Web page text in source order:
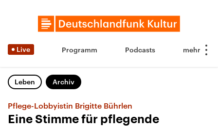
Live Programm Podcasts
Leben Archiv
Pflege-Lobbyistin Brigitte Bührlen
Eine Stimme für pflegende